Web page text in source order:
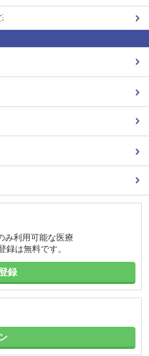
み利用可能な医療
録は無料です。
録